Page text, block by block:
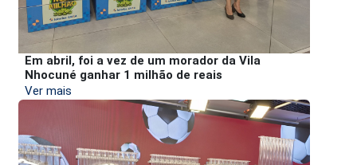
Em abril, foi a vez de um morador da Vila
Nhocuné ganhar 1 milhão de reais
Ver mais